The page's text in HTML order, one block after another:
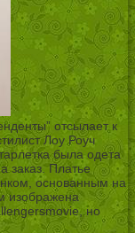
отсылает к
Лоу Роуч
была одета
заказ. Платье
основанным на
изображена
но